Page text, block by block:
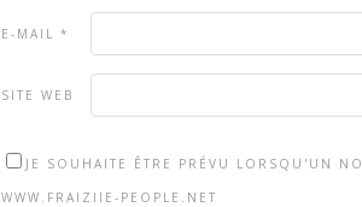
E-MAIL *
SITE WEB
JE SOUHAITE ÊTRE PRÉVU LORSQU'UN
WWW.FRAIZIIE-PEOPLE.NET